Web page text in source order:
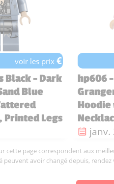
voir les prix€
Black - Dark
Blue
Printed Legs
:
hp606
Hoodie
Date
janv.
cette page correspondent aux
peuvent avoir changé depuis,